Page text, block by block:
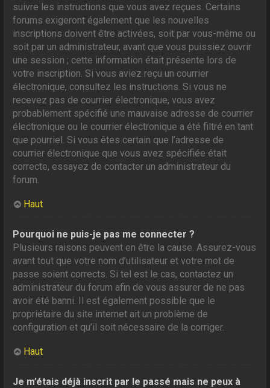
suivre les instructions que vous avez reçues. Certains
forums exigeront également que les nouvelles
inscriptions doivent être activées, soit par vous-même ou
soit par un administrateur, avant que vous puissiez ouvrir
une session ; cette information était présente lors de
votre inscription. Si vous aviez reçu un courrier
électronique, consultez les instructions. Si vous ne
recevez pas de courrier électronique, vous avez
probablement spécifié une mauvaise adresse de courrier
électronique ou le courrier électronique a été filtré en tant
que pourriel. Si vous êtes certain que l’adresse de
courrier électronique que vous avez spécifiée était
correcte, essayez de contacter un administrateur du
forum.
Haut
Pourquoi ne puis-je pas me connecter ?
Plusieurs raisons peuvent en être la cause. Assurez-vous
avant tout que votre nom d’utilisateur et votre mot de
passe soient corrects. Si tel est le cas, contactez un
administrateur du forum afin de vous assurer de ne pas
avoir été banni. Il est également possible que le
propriétaire du site internet ait un problème de
configuration et qu’il soit nécessaire de la corriger.
Haut
Je m’étais déjà inscrit par le passé mais ne peux à